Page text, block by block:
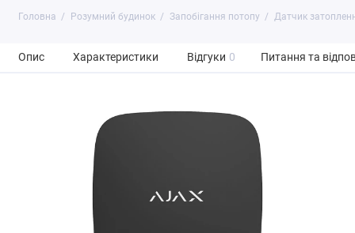
Головна Розумний будинок Запобігання потопу Датчик
Опис Характеристики Відгуки 0 Питання та